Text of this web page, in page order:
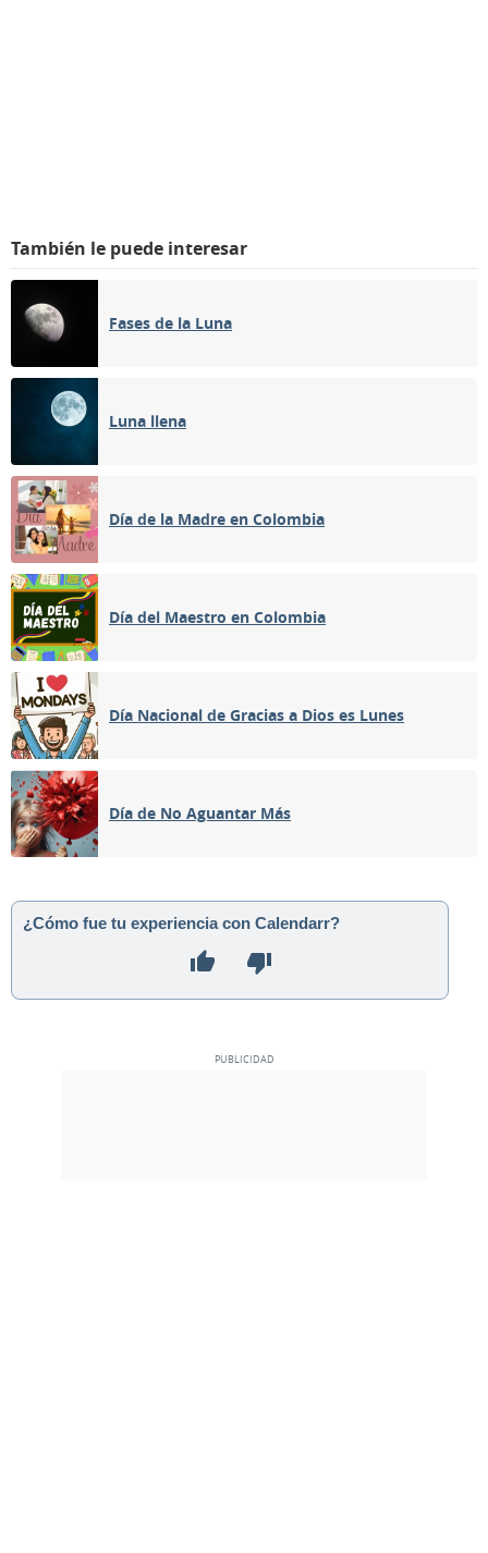
También le puede interesar
Fases de la Luna
Luna llena
Día de la Madre en Colombia
Día del Maestro en Colombia
Día Nacional de Gracias a Dios es Lunes
Día de No Aguantar Más
¿Cómo fue tu experiencia con Calendarr?